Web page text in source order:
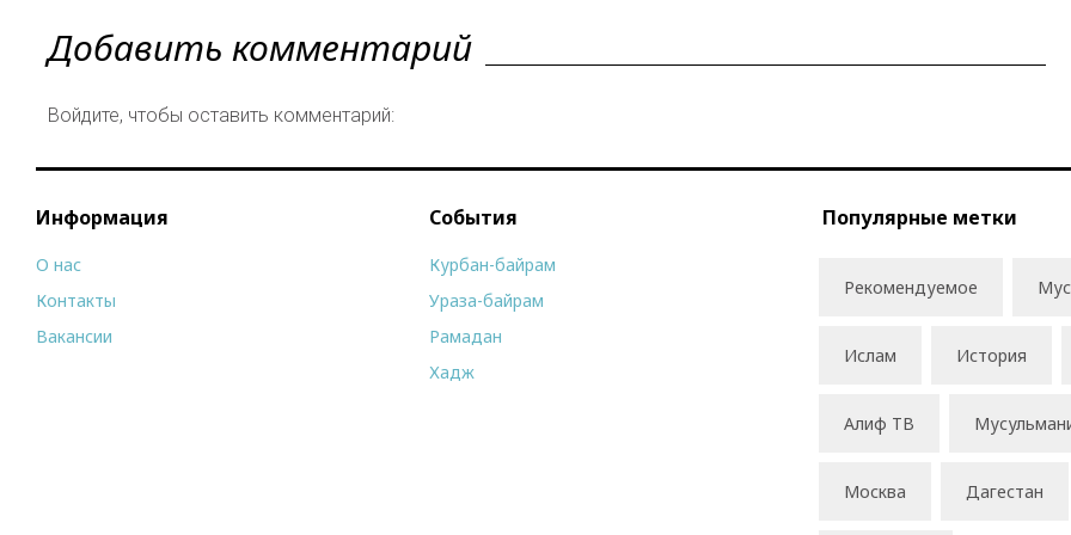
Добавить комментарий
Войдите, чтобы оставить комментарий:
Информация
О нас
Контакты
Вакансии
События
Курбан-байрам
Ураза-байрам
Рамадан
Хадж
Популярные метки
Рекомендуемое
Ислам История
Алиф ТВ
Москва Дагестан